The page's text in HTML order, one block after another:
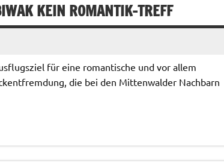
KEIN ROMANTIK-TREFF
für eine romantische und vor allem
die bei den Mittenwalder Nachbarn